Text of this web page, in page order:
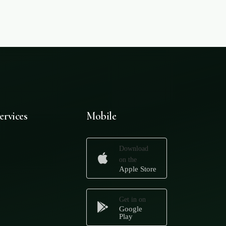
Mobile
Download
on the
Apple Store
Get in on
Google
Play